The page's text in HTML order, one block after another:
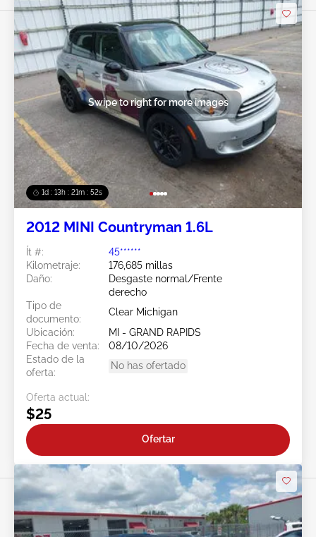
1d : 13h : 21m : 49s
Swipe to right for more images
2012 MINI Countryman 1.6L
Ít #:
45******
Kilometraje:
176,685 millas
Daño:
Desgaste normal/Frente
derecho
Tipo de
documento:
Clear Michigan
Ubicación:
MI - GRAND RAPIDS
Fecha de venta:
08/10/2026
Estado de la
oferta:
No has ofertado
Oferta actual:
$25
Ofertar